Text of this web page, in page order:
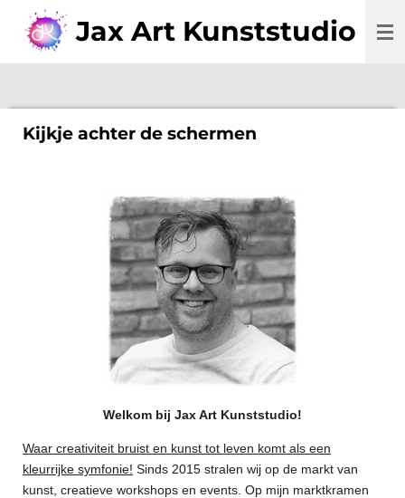
direct
Jax Art Kunststudio
Kijkje achter de schermen
Welkom bij Jax Art Kunststudio!
Waar creativiteit bruist en kunst tot leven komt als een
kleurrijke symfonie! Sinds 2015 stralen wij op de markt van
kunst, creatieve workshops en events. Op mijn marktkramen